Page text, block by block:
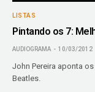
LISTAS
Pintando os 7:
AUDIOGRAMA 10/03/2012
John Pereira aponta
Beatles.